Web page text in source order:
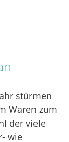
stürmen
Waren zum
der viele
wie